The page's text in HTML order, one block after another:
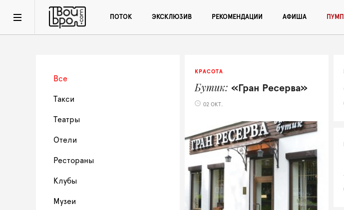
ПОТОК ЭКСКЛЮЗИВ РЕКОМЕНДАЦИИ АФИША
Все
Такси
Театры
Отели
Рестораны
Клубы
Музеи
КРАСОТА
Бутик «Гран Ресерва»
02 ОКТ.